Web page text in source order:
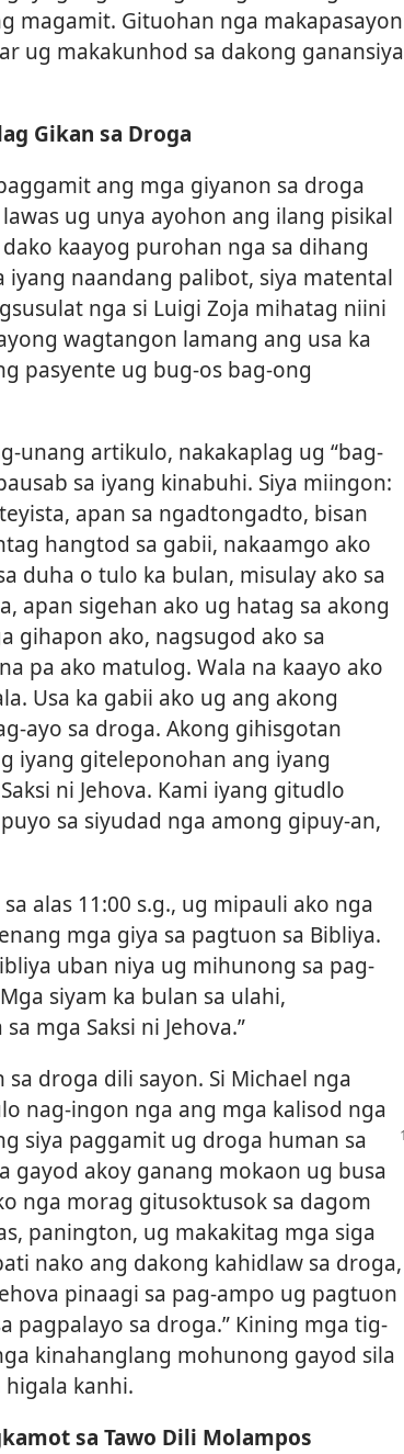
magamit. Gituohan nga makapasayon
ug makakunhod sa dakong ganansiya
Gikan sa Droga
ang mga giyanon sa droga
ug unya ayohon ang ilang pisikal
kaayog purohan nga sa dihang
naandang palibot, siya matental
nga si Luigi Zoja mihatag niini
wagtangon lamang ang usa ka
pasyente ug bug-os bag-ong
unang artikulo, nakakaplag ug “bag-
sa iyang kinabuhi. Siya miingon:
apan sa ngadtongadto, bisan
hangtod sa gabii, nakaamgo ako
duha o tulo ka bulan, misulay ako sa
apan sigehan ako ug hatag sa akong
gihapon ako, nagsugod ako sa
pa ako matulog. Wala na kaayo ako
Usa ka gabii ako ug ang akong
ayo sa droga. Akong gihisgotan
iyang giteleponohan ang iyang
ni Jehova. Kami iyang gitudlo
sa siyudad nga among gipuy-an,
alas 11:00 s.g., ug mipauli ako nga
mga giya sa pagtuon sa Bibliya.
uban niya ug mihunong sa pag-
siyam ka bulan sa ulahi,
mga Saksi ni Jehova.”
droga dili sayon. Si Michael nga
nag-ingon nga ang mga kalisod nga
siya paggamit ug droga human sa
gayod akoy ganang mokaon ug busa
nga morag gitusoktusok sa dagom
panington, ug makakitag mga siga
nako ang dakong kahidlaw sa droga,
pinaagi sa pag-ampo ug pagtuon
pagpalayo sa droga.” Kining mga tig-
kinahanglang mohunong gayod sila
kanhi.
sa Tawo Dili Molampos